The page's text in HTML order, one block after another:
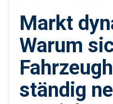
Markt
Warum
ständig